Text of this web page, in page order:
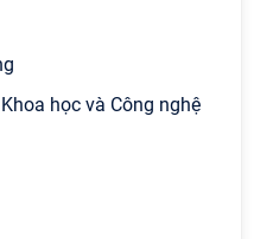
học và Công nghệ